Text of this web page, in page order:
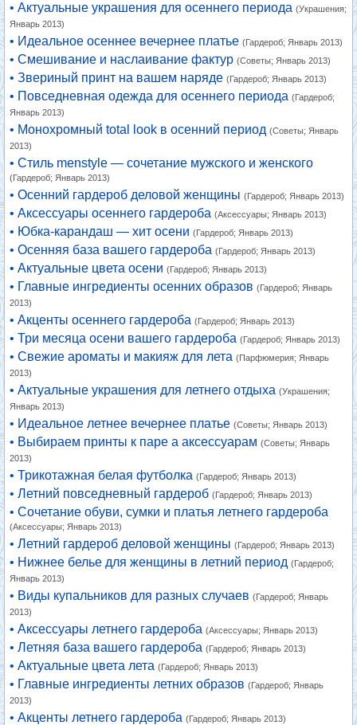
• Актуальные украшения для осеннего периода (Украшения;
Январь 2013)
• Идеальное осеннее вечернее платье (Гардероб; Январь 2013)
• Смешивание и наслаивание фактур (Советы; Январь 2013)
• Звериный принт на вашем наряде (Гардероб; Январь 2013)
• Повседневная одежда для осеннего периода (Гардероб;
Январь 2013)
• Монохромный total look в осенний период (Советы; Январь
2013)
• Стиль menstyle — сочетание мужского и женского
(Гардероб; Январь 2013)
• Осенний гардероб деловой женщины (Гардероб; Январь 2013)
• Аксессуары осеннего гардероба (Аксессуары; Январь 2013)
• Юбка-карандаш — хит осени (Гардероб; Январь 2013)
• Осенняя база вашего гардероба (Гардероб; Январь 2013)
• Актуальные цвета осени (Гардероб; Январь 2013)
• Главные ингредиенты осенних образов (Гардероб; Январь
2013)
• Акценты осеннего гардероба (Гардероб; Январь 2013)
• Три месяца осени вашего гардероба (Гардероб; Январь 2013)
• Свежие ароматы и макияж для лета (Парфюмерия; Январь
2013)
• Актуальные украшения для летнего отдыха (Украшения;
Январь 2013)
• Идеальное летнее вечернее платье (Советы; Январь 2013)
• Выбираем принты к паре а аксессуарам (Советы; Январь
2013)
• Трикотажная белая футболка (Гардероб; Январь 2013)
• Летний повседневный гардероб (Гардероб; Январь 2013)
• Сочетание обуви, сумки и платья летнего гардероба
(Аксессуары; Январь 2013)
• Летний гардероб деловой женщины (Гардероб; Январь 2013)
• Нижнее белье для женщины в летний период (Гардероб;
Январь 2013)
• Виды купальников для разных случаев (Гардероб; Январь
2013)
• Аксессуары летнего гардероба (Аксессуары; Январь 2013)
• Летняя база вашего гардероба (Гардероб; Январь 2013)
• Актуальные цвета лета (Гардероб; Январь 2013)
• Главные ингредиенты летних образов (Гардероб; Январь
2013)
• Акценты летнего гардероба (Гардероб; Январь 2013)